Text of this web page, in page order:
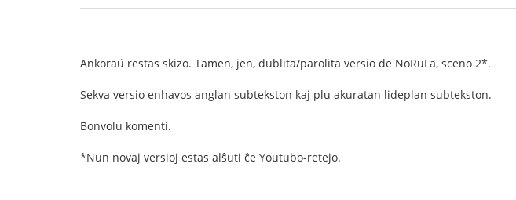
Ankoraŭ restas skizo. Tamen, jen, dublita/parolita versio de NoRuLa, sceno 2*.
Sekva versio enhavos anglan subtekston kaj plu akuratan lideplan subtekston.
Bonvolu komenti.
*Nun novaj versioj estas alŝuti ĉe Youtubo-retejo.